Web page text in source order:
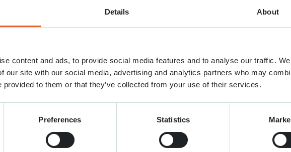
Details About
content and ads, to provide social media features and to analyse our traffic.
our site with our social media, advertising and analytics partners who may
provided to them or that they’ve collected from your use of their services.
Preferences Statistics
de jaarlijkse vakprijs is uitgereikt aan J.P. Hogewoning
De mooie producten en inzet voor de Anjershow in het algemeen
toegekend aan Divine Flowers voor hun anjer ‘Frenesi’.